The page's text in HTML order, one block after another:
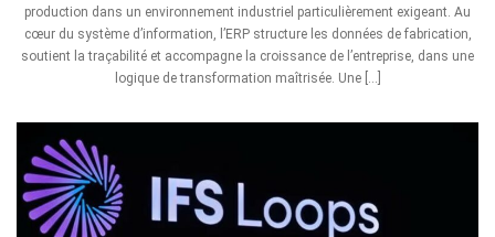
production dans un environnement industriel particulièrement exigeant. Au
cœur du système d’information, l’ERP structure les données de fabrication,
soutient la traçabilité et accompagne la croissance de l’entreprise, dans une
logique de transformation maîtrisée. Une […]